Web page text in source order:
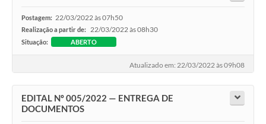
Postagem: 22/03/2022 às 07h50
Realização a partir de: 22/03/2022 às 08h30
Situação: ABERTO
Atualizado em: 22/03/2022 às 09h08
EDITAL Nº 005/2022 — ENTREGA DE
DOCUMENTOS